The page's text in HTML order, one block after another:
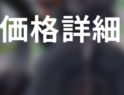
格詳細